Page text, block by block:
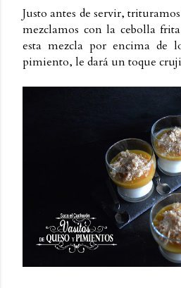
Justo antes de servir,
mezclamos con la cebolla
esta mezcla por encima de
pimiento, le dará un toque